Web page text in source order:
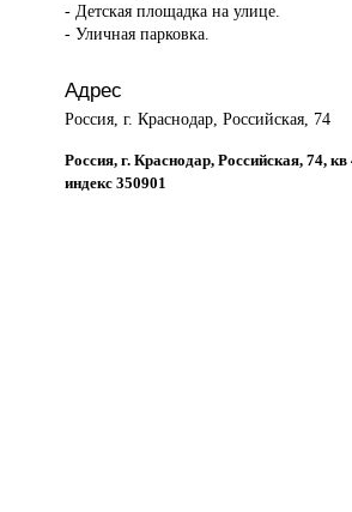
- Детская площадка на улице.
- Уличная парковка.
Адрес
Россия, г. Краснодар, Российская, 74
Россия, г. Краснодар, Российская, 74,
индекс 350901